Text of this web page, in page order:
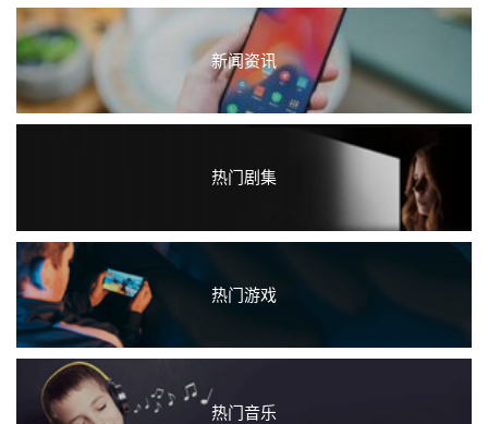
新闻资讯
热门剧集
热门游戏
热门音乐